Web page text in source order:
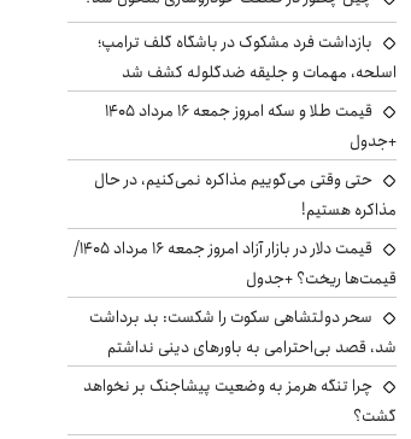
بازداشت فرد مشکوک در باشگاه گلف ترامپ؛
اسلحه، مهمات و جلیقه ضدگلوله کشف شد
قیمت طلا و سکه امروز جمعه ۱۶ مرداد ۱۴۰۵
+جدول
حتی وقتی می‌گوییم مذاکره نمی‌کنیم، در حال
مذاکره هستیم!
قیمت دلار در بازار آزاد امروز جمعه ۱۶ مرداد ۱۴۰۵/
قیمت‌ها ریخت؟ +جدول
سحر دولتشاهی سکوت را شکست: بد برداشت
شد، قصد بی‌احترامی به باورهای دینی نداشتم
چرا تنگه هرمز به وضعیت پیشاجنگ بر نخواهد
گشت؟